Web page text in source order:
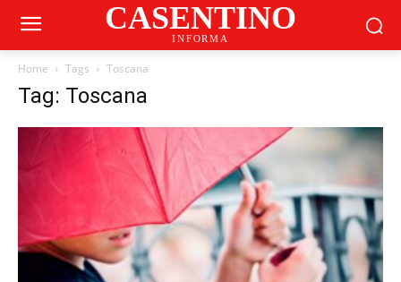
CASENTINO
INFORMA
Home Tags Toscana
Tag: Toscana